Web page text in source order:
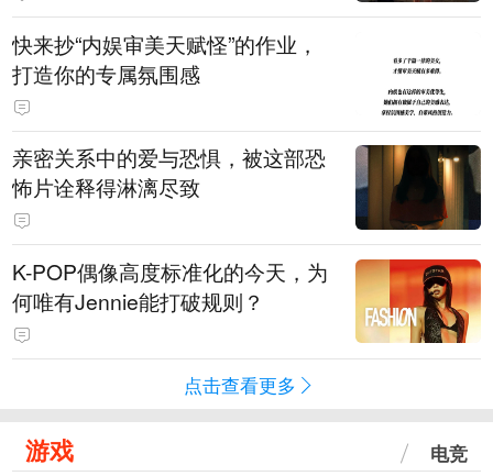
快来抄“内娱审美天赋怪”的作业，
打造你的专属氛围感
亲密关系中的爱与恐惧，被这部恐
怖片诠释得淋漓尽致
K-POP偶像高度标准化的今天，为
何唯有Jennie能打破规则？
点击查看更多
游戏 电竞